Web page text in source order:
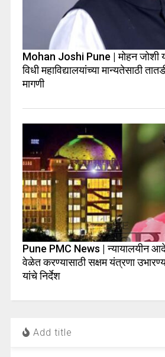
Mohan Joshi Pune | मोहन जोशी
विधी महाविद्यालयांच्या मान्यतेसाठी
मागणी
Pune PMC News | न्यायालयीन
वेळेत करण्यासाठी सक्षम यंत्रणा
यांचे निर्देश
Add title